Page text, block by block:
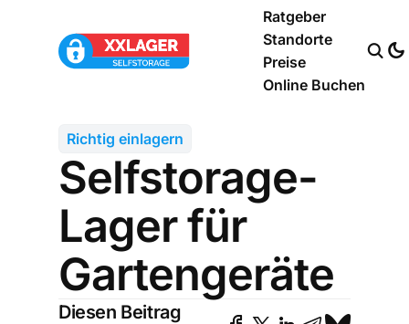
Ratgeber
Standorte
Preise
Online Buchen
Richtig einlagern
Selfstorage-
Lager für
Gartengeräte
Diesen Beitrag